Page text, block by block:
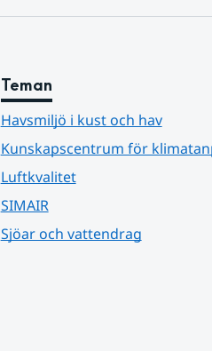
Teman
Havsmiljö i kust och hav
Kunskapscentrum för
Luftkvalitet
SIMAIR
Sjöar och vattendrag